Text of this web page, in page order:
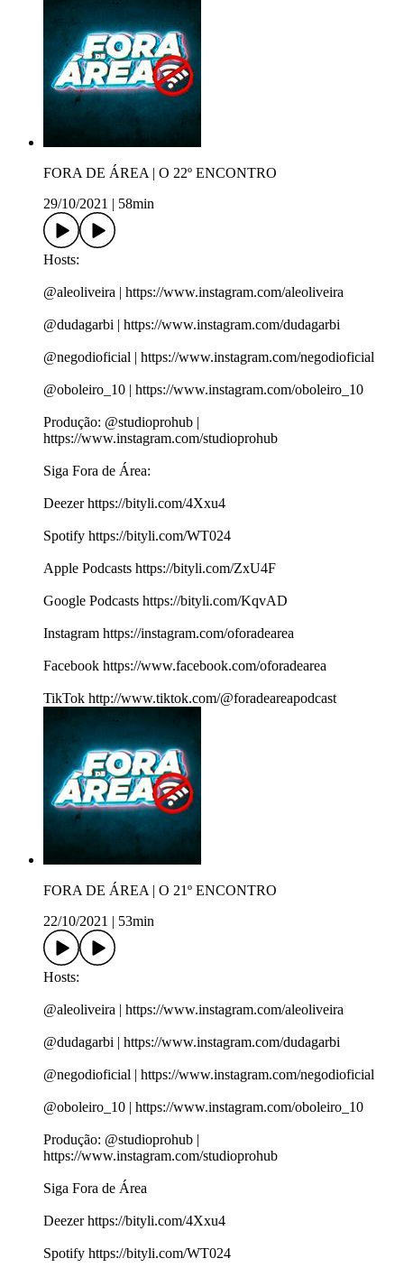
FORA DE ÁREA | O 22º ENCONTRO
29/10/2021
58min
Hosts:
@aleoliveira | https://www.instagram.com/aleoliveira
@dudagarbi | https://www.instagram.com/dudagarbi
@negodioficial | https://www.instagram.com/negodioficial
@oboleiro_10 | https://www.instagram.com/oboleiro_10
Produção: @studioprohub |
https://www.instagram.com/studioprohub
Siga Fora de Área:
Deezer https://bityli.com/4Xxu4
Spotify https://bityli.com/WT024
Apple Podcasts https://bityli.com/ZxU4F
Google Podcasts https://bityli.com/KqvAD
Instagram https://instagram.com/oforadearea
Facebook https://www.facebook.com/oforadearea
TikTok http://www.tiktok.com/@foradeareapodcast
FORA DE ÁREA | O 21º ENCONTRO
22/10/2021
53min
Hosts:
@aleoliveira | https://www.instagram.com/aleoliveira
@dudagarbi | https://www.instagram.com/dudagarbi
@negodioficial | https://www.instagram.com/negodioficial
@oboleiro_10 | https://www.instagram.com/oboleiro_10
Produção: @studioprohub |
https://www.instagram.com/studioprohub
Siga Fora de Área
Deezer https://bityli.com/4Xxu4
Spotify https://bityli.com/WT024